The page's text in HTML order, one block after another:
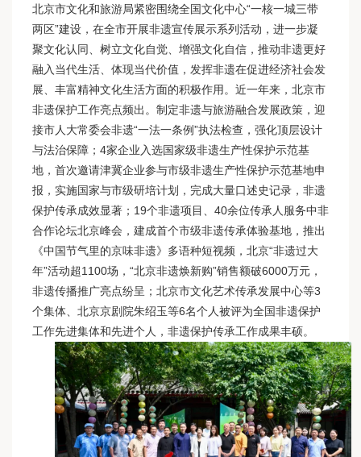
北京市文化和旅游局紧密围绕全国文化中心“一核一城三带
两区”建设，在全市开展非遗宣传展示系列活动，进一步凝
聚文化认同、树立文化自觉、增强文化自信，推动非遗更好
融入当代生活、体现当代价值，发挥非遗在促进经济社会发
展、丰富精神文化生活方面的积极作用。近一年来，北京市
非遗保护工作亮点频出。制定非遗与旅游融合发展政策，迎
接市人大常委会非遗“一法一条例”执法检查，强化顶层设计
与法治保障；4家企业入选国家级非遗生产性保护示范基
地，首次邀请津冀企业参与市级非遗生产性保护示范基地申
报，实施国家与市级研培计划，完成大量口述史记录，非遗
保护传承成效显著；19个非遗项目、40余位传承人服务中非
合作论坛北京峰会，建成首个市级非遗传承体验基地，推出
《中国节气里的京味非遗》多语种短视频，北京“非遗过大
年”活动超1100场，“北京非遗焕新购”销售额破6000万元，
非遗传播推广亮点纷呈；北京市文化艺术传承发展中心等3
个集体、北京京剧院朱绍玉等6名个人被评为全国非遗保护
工作先进集体和先进个人，非遗保护传承工作成果丰硕。